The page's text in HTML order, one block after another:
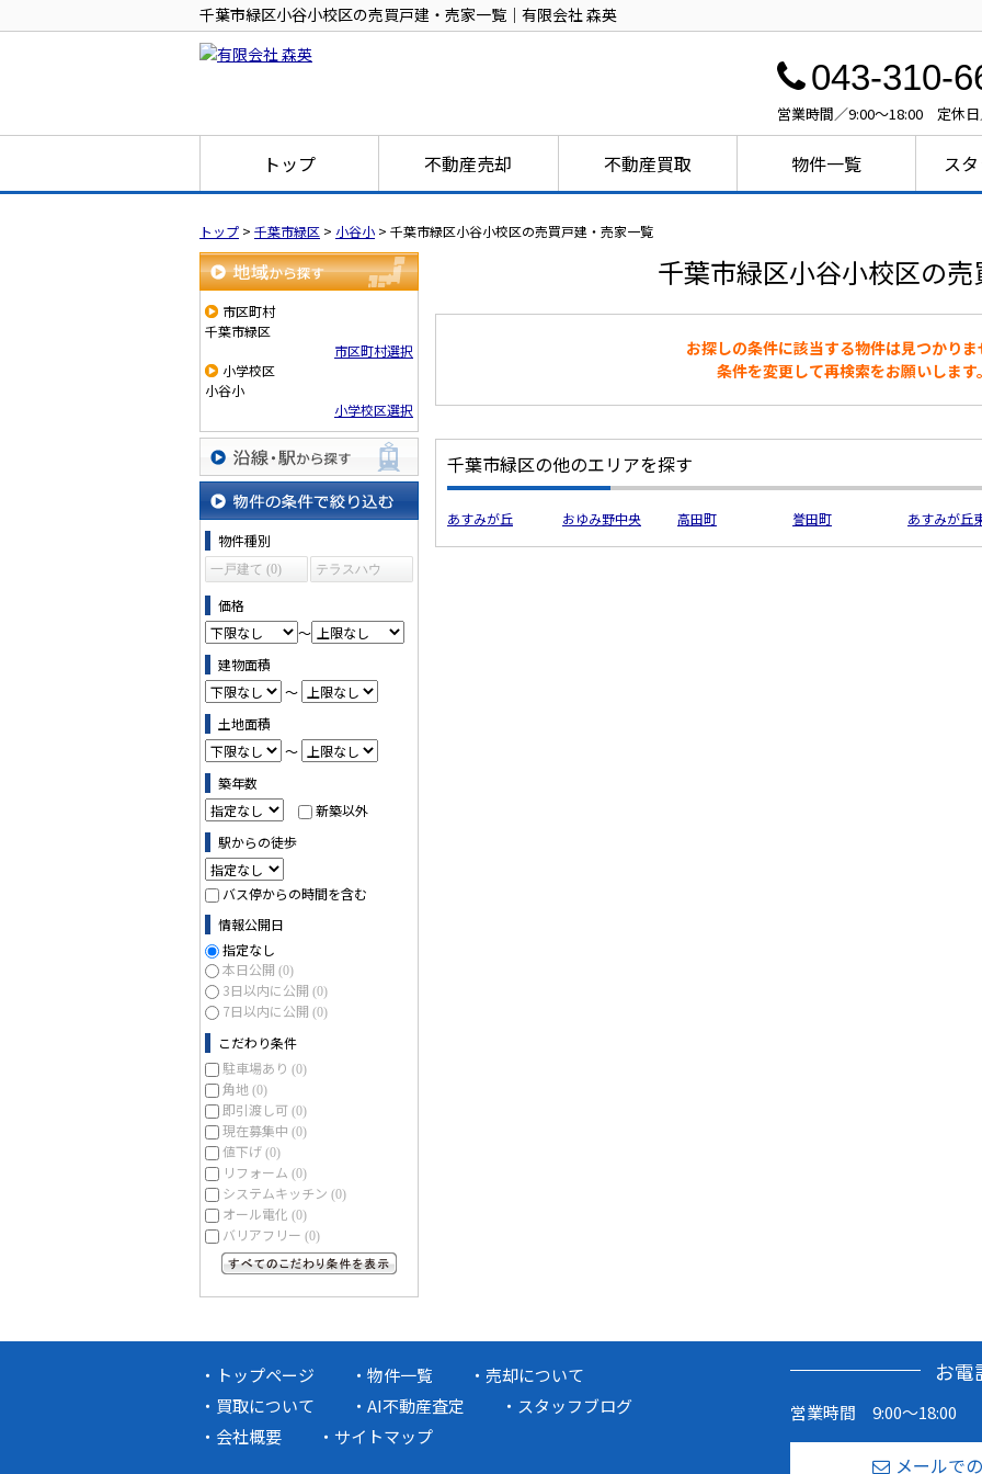
千葉市緑区小谷小校区の売買戸建・売家一覧｜有限会社 森英
043-310-
営業時間／9:00～18:00 定休
トップ 不動産売却 不動産買取 物件一覧 ス
トップ > 千葉市緑区 > 小谷小 > 千葉市緑区小谷小校区の売買戸建・売家一覧
地域から探す
市区町村
千葉市緑区
市区町村選択
小学校区
小谷小
小学校区選択
沿線・駅から探す
物件の条件で絞り込む
物件種別
一戸建て (0)
テラスハウ
価格
～
建物面積
～
土地面積
～
築年数
新築以外
駅からの徒歩
バス停からの時間を含む
情報公開日
指定なし
本日公開 (0)
3日以内に公開 (0)
7日以内に公開 (0)
こだわり条件
駐車場あり (0)
角地 (0)
即引渡し可 (0)
現在募集中 (0)
値下げ (0)
リフォーム (0)
システムキッチン (0)
オール電化 (0)
バリアフリー (0)
千葉市緑区小谷小校区の売
お探しの条件に該当する物件は見つかりま
条件を変更して再検索をお願いします
千葉市緑区の他のエリアを探す
あすみが丘 おゆみ野中央 高田町 誉田町 あすみが丘
トップページ 物件一覧
売却について
買取について
AI不動産査定
スタッフブログ
会社概要
サイトマップ
お電
営業時間 9:00～18:00
メールで